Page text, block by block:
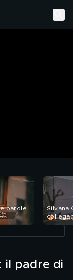
parole
Silvana
il padre di